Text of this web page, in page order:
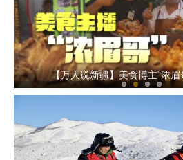
【万人说新疆】美食博主“浓眉